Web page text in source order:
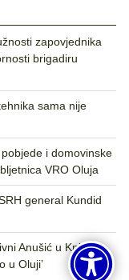
zapovjednika
brigadiru
sama nije
i domovinske
VRO Oluja
general Kundid
Anušić u Kninu:
u Oluji’